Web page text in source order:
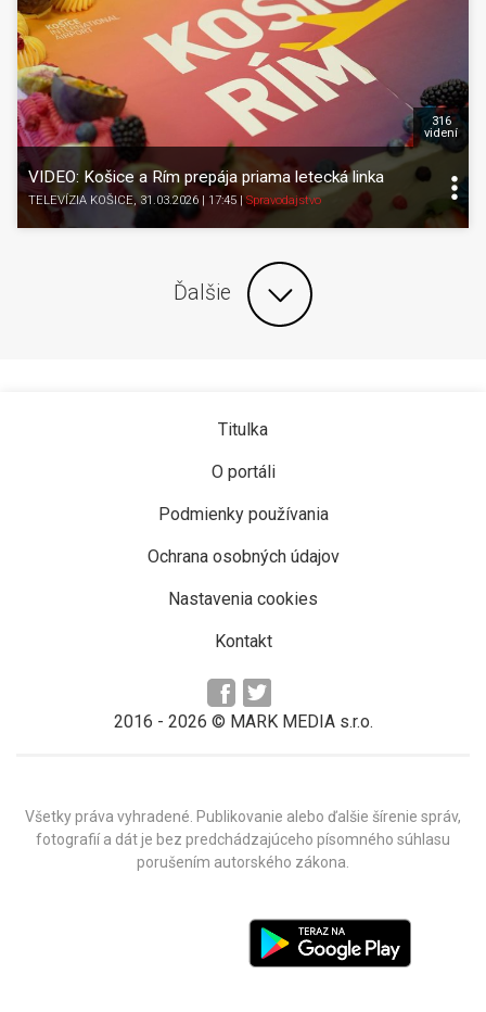
VIDEO: Košice a Rím prepája priama letecká linka
TELEVÍZIA KOŠICE, 31.03.2026 | 17:45 |Spravodajstvo
316
videní
Ďalšie
Titulka
O portáli
Podmienky používania
Ochrana osobných údajov
Nastavenia cookies
Kontakt
2016 - 2026 © MARK MEDIA s.r.o.
Všetky práva vyhradené. Publikovanie alebo ďalšie šírenie správ,
fotografií a dát je bez predchádzajúceho písomného súhlasu
porušením autorského zákona.